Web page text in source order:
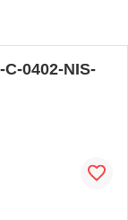
0402-NIS-